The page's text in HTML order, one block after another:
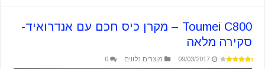
Toumei C800 – מקרן כיס חכם עם אנדרואיד-
סקירה מלאה
09/03/2017 מוצרים נלווים 0